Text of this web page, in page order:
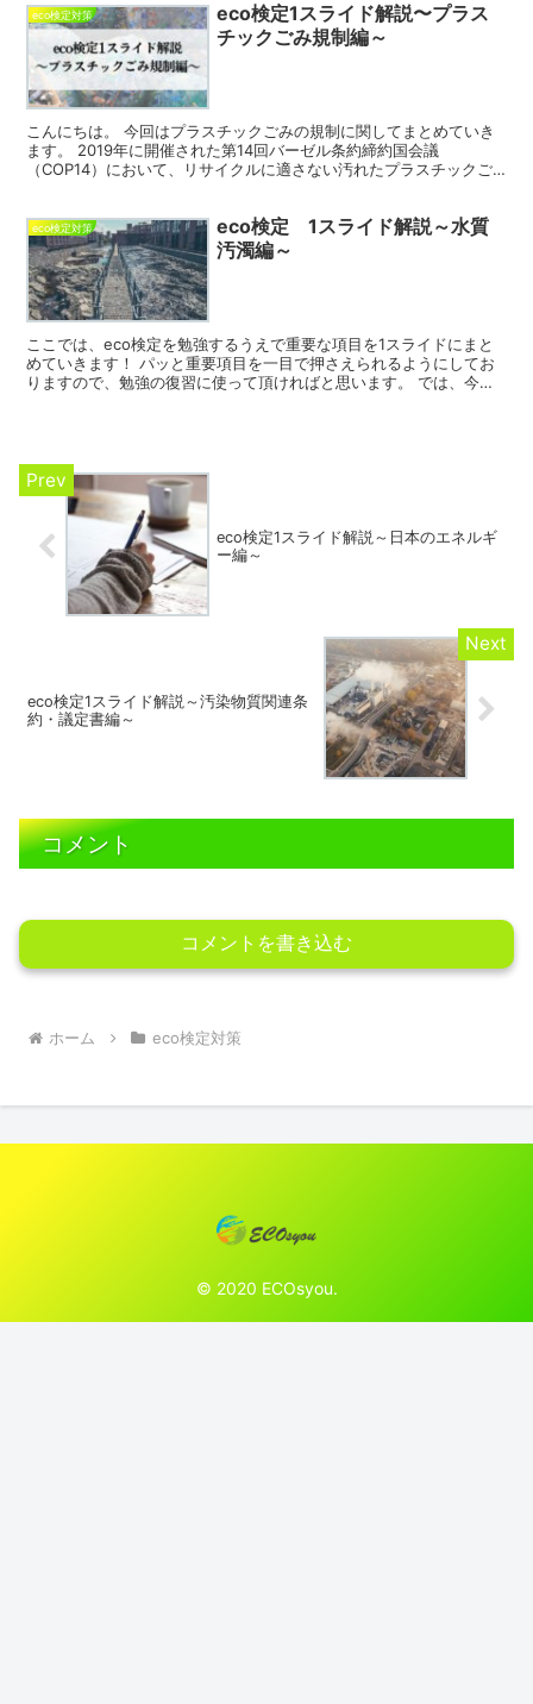
eco検定対策
eco検定1スライド解説〜プラス
チックごみ規制編～
こんにちは。 今回はプラスチックごみの規制に関してまとめていき
ます。 2019年に開催された第14回バーゼル条約締約国会議
（COP14）において、リサイクルに適さない汚れたプラスチックご
eco検定対策
eco検定 1スライド解説～水質
汚濁編～
ここでは、eco検定を勉強するうえで重要な項目を1スライドにまと
めていきます！ パッと重要項目を一目で押さえられるようにしてお
りますので、勉強の復習に使って頂ければと思います。 では、今回
eco検定1スライド解説～日本のエネルギ
ー編～
eco検定1スライド解説～汚染物質関連条
約・議定書編～
コメント
コメントを書き込む
ホーム eco検定対策
© 2020 ECOsyou.